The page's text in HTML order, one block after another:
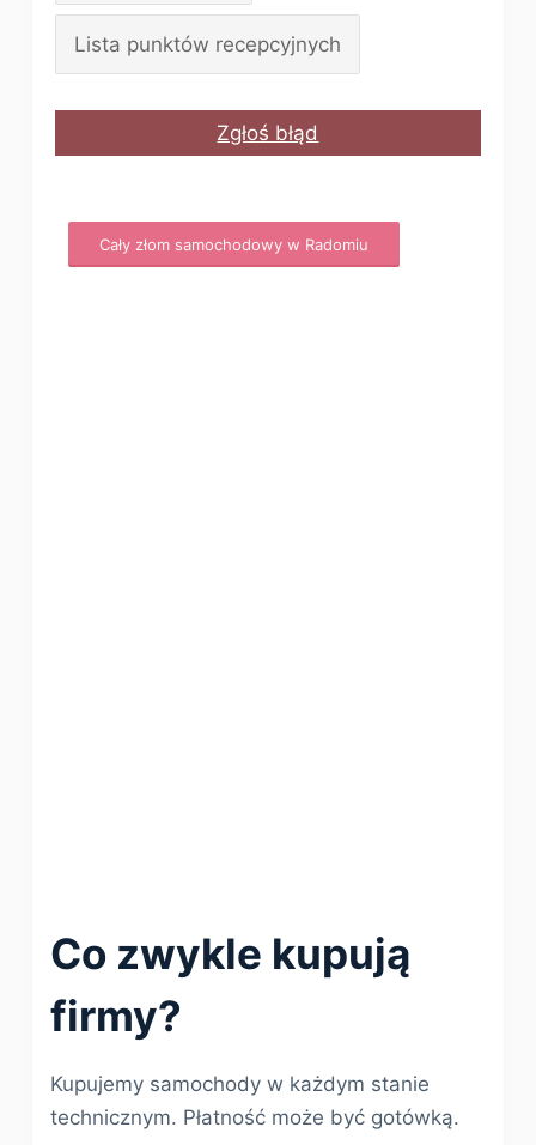
Lista punktów recepcyjnych
Zgłoś błąd
Cały złom samochodowy w Radomiu
Co zwykle kupują
firmy?
Kupujemy samochody w każdym stanie
technicznym. Płatność może być gotówką.